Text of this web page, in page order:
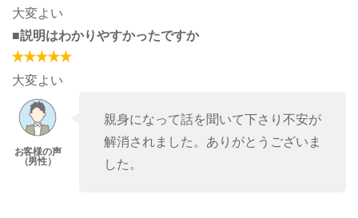
大変よい
■説明はわかりやすかったですか
大変よい
親身になって話を聞いて下さり不安が
解消されました。ありがとうございま
した。